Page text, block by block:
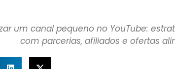
um canal pequeno no YouTube:
com parcerias, afiliados e ofertas